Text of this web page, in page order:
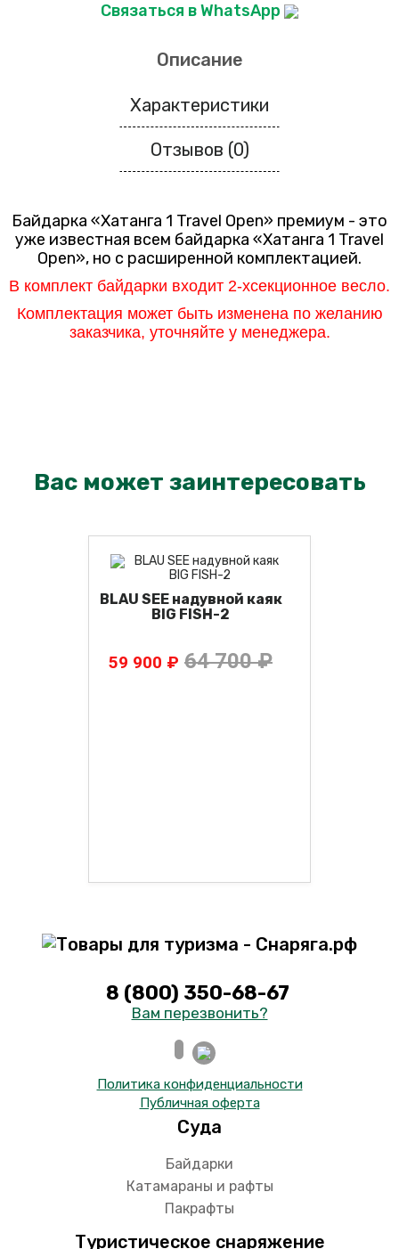
Связаться в WhatsApp
Описание
Характеристики
Отзывов (0)
Байдарка «Хатанга 1 Travel Open» премиум - это
уже известная всем байдарка «Хатанга 1 Travel
Open», но с расширенной комплектацией.
В комплект байдарки входит 2-хсекционное весло.
Комплектация может быть изменена по желанию
заказчика, уточняйте у менеджера.
Вас может заинтересовать
BLAU SEE надувной каяк
BIG FISH-2
59 900 ₽ 64 700 ₽
8 (800) 350-68-67
Вам перезвонить?
Политика конфиденциальности
Публичная оферта
Суда
Байдарки
Катамараны и рафты
Пакрафты
Туристическое снаряжение